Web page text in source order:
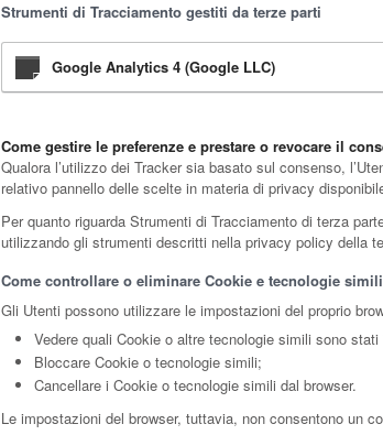
Strumenti di Tracciamento gestiti da terze parti
Google Analytics 4 (Google LLC)
Come gestire le preferenze e prestare o revocare il
Qualora l’utilizzo dei Tracker sia basato sul consenso,
relativo pannello delle scelte in materia di privacy
Per quanto riguarda Strumenti di Tracciamento di terza
utilizzando gli strumenti descritti nella privacy policy della
Come controllare o eliminare Cookie e tecnologie
Gli Utenti possono utilizzare le impostazioni del proprio
Vedere quali Cookie o altre tecnologie simili sono
Bloccare Cookie o tecnologie simili;
Cancellare i Cookie o tecnologie simili dal browser.
Le impostazioni del browser, tuttavia, non consentono un